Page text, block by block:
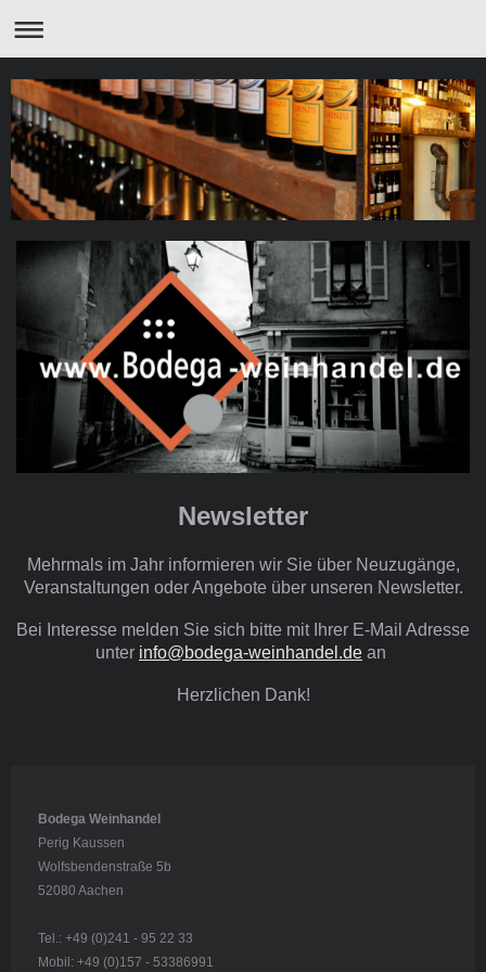
Newsletter
Mehrmals im Jahr informieren wir Sie über Neuzugänge,
Veranstaltungen oder Angebote über unseren Newsletter.
Bei Interesse melden Sie sich bitte mit Ihrer E-Mail Adresse
unter info@bodega-weinhandel.de an
Herzlichen Dank!
Bodega Weinhandel
Perig Kaussen
Wolfsbendenstraße 5b
52080 Aachen
Tel.: +49 (0)241 - 95 22 33
Mobil: +49 (0)157 - 53386991